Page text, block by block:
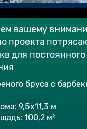
вашему
проекта
для постоянного
бруса с
9,5х11,3 м
100,2 м²